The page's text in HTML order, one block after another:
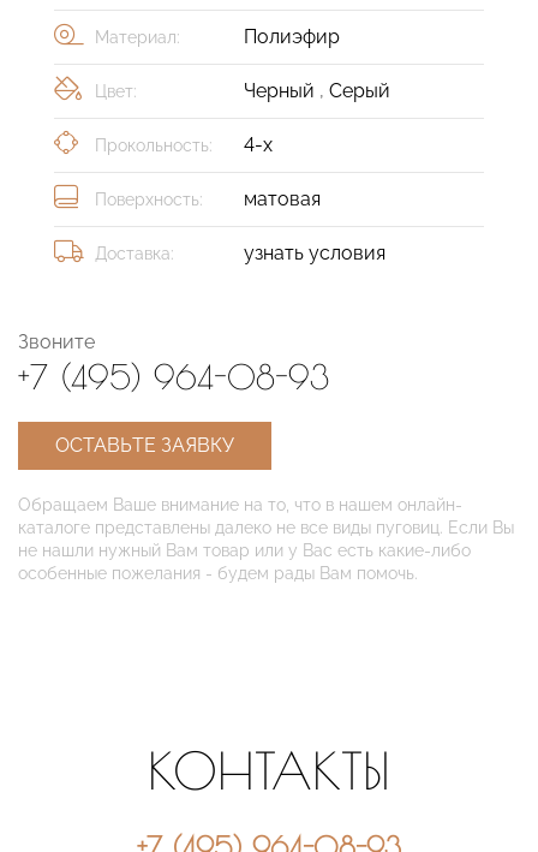
Материал: Полиэфир
Цвет: Черный , Серый
Прокольность: 4-х
Поверхность: матовая
Доставка: узнать условия
Звоните
+7 (495) 964-08-93
ОСТАВЬТЕ ЗАЯВКУ
Обращаем Ваше внимание на то, что в нашем онлайн-
каталоге представлены далеко не все виды пуговиц. Если Вы
не нашли нужный Вам товар или у Вас есть какие-либо
особенные пожелания - будем рады Вам помочь.
КОНТАКТЫ